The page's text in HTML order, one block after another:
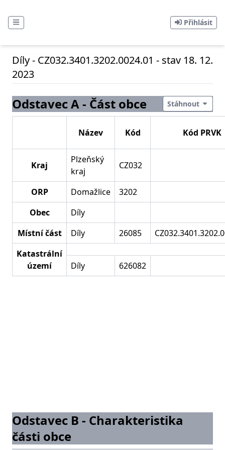
Přihlásit
Díly - CZ032.3401.3202.0024.01 - stav 18. 12.
2023
Odstavec A - Část obce Stáhnout
Název Kód Kód PRVK
Kraj
Plzeňský
kraj
CZ032
ORP Domažlice
3202
Obec
Díly
Místní část
Díly 26085
Katastrální
území
Díly 626082
Odstavec B - Charakteristika
části obce